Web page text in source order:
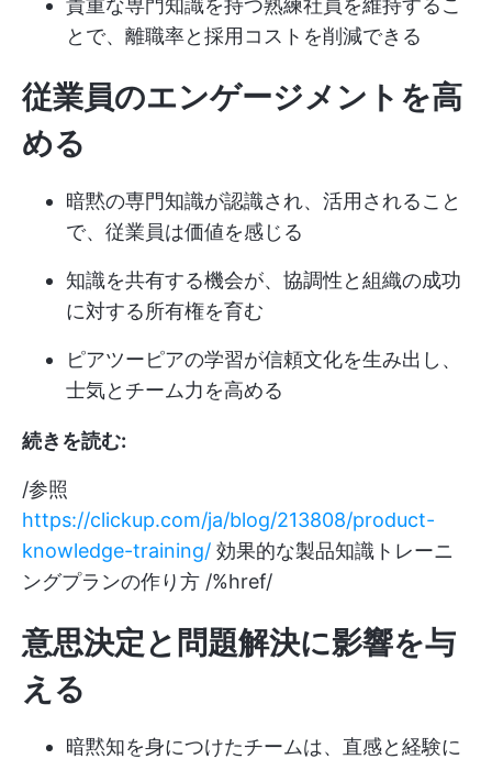
貴重な専門知識を持つ熟練社員を維持するこ
とで、離職率と採用コストを削減できる
従業員のエンゲージメントを高
める
暗黙の専門知識が認識され、活用されること
で、従業員は価値を感じる
知識を共有する機会が、協調性と組織の成功
に対する所有権を育む
ピアツーピアの学習が信頼文化を生み出し、
士気とチーム力を高める
続きを読む:
/参照
https://clickup.com/ja/blog/213808/product-
knowledge-training/ 効果的な製品知識トレーニ
ングプランの作り方 /%href/
意思決定と問題解決に影響を与
える
暗黙知を身につけたチームは、直感と経験に